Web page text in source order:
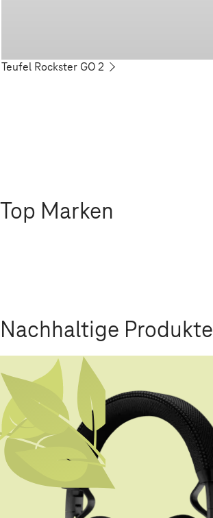
Teufel Rockster GO 2
Top Marken
Nachhaltige Produkte